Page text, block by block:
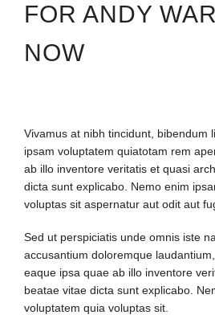
FOR ANDY
NOW
Vivamus at nibh tincidunt, bibendum
ipsam voluptatem quiatotam rem
ab illo inventore veritatis et quasi
dicta sunt explicabo. Nemo enim
voluptas sit aspernatur aut odit aut
Sed ut perspiciatis unde omnis iste
accusantium doloremque
eaque ipsa quae ab illo inventore
beatae vitae dicta sunt explicabo.
voluptatem quia voluptas sit.